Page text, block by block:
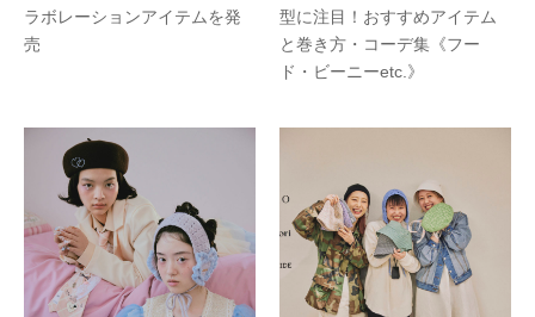
ラボレーションアイテムを発
売
型に注目！おすすめアイテム
と巻き方・コーデ集《フー
ド・ビーニーetc.》